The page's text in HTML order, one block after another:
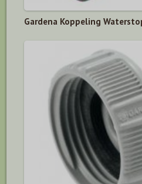
Gardena Koppeling